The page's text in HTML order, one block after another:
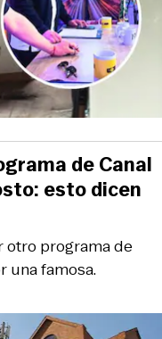
otro programa de
una famosa.
de Canal
esto dicen